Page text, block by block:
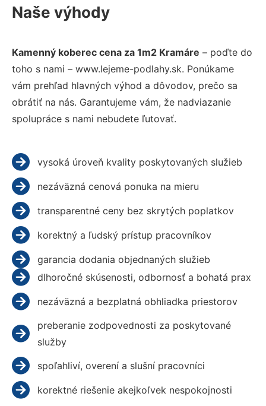
Naše výhody
Kamenný koberec cena za 1m2 Kramáre – poďte do
toho s nami – www.lejeme-podlahy.sk. Ponúkame
vám prehľad hlavných výhod a dôvodov, prečo sa
obrátiť na nás. Garantujeme vám, že nadviazanie
spolupráce s nami nebudete ľutovať.
vysoká úroveň kvality poskytovaných služieb
nezáväzná cenová ponuka na mieru
transparentné ceny bez skrytých poplatkov
korektný a ľudský prístup pracovníkov
garancia dodania objednaných služieb
dlhoročné skúsenosti, odbornosť a bohatá prax
nezáväzná a bezplatná obhliadka priestorov
preberanie zodpovednosti za poskytované
služby
spoľahliví, overení a slušní pracovníci
korektné riešenie akejkoľvek nespokojnosti